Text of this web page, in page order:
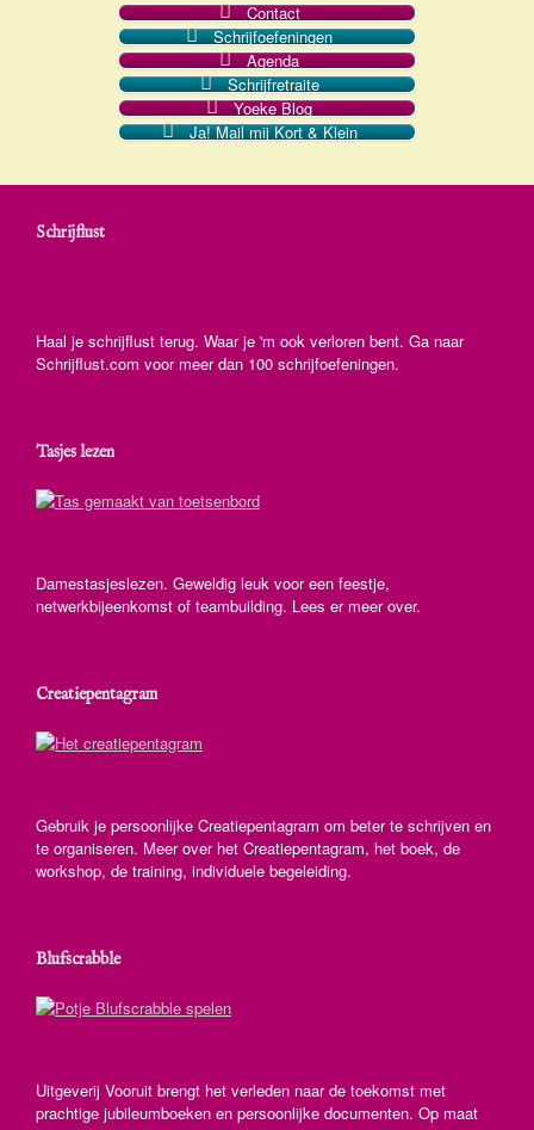
Contact
Schrijfoefeningen
Agenda
Schrijfretraite
Yoeke Blog
Ja! Mail mij Kort & Klein
Schrijflust
Haal je schrijflust terug. Waar je 'm ook verloren bent. Ga naar
Schrijflust.com voor meer dan 100 schrijfoefeningen.
Tasjes lezen
Damestasjeslezen. Geweldig leuk voor een feestje,
netwerkbijeenkomst of teambuilding. Lees er meer over.
Creatiepentagram
Gebruik je persoonlijke Creatiepentagram om beter te schrijven en
te organiseren. Meer over het Creatiepentagram, het boek, de
workshop, de training, individuele begeleiding.
Blufscrabble
Uitgeverij Vooruit brengt het verleden naar de toekomst met
prachtige jubileumboeken en persoonlijke documenten. Op maat